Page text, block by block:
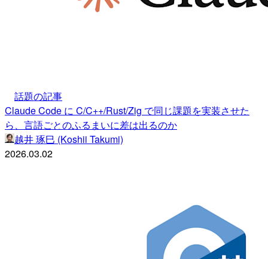
話題の記事
Claude Code に C/C++/Rust/Zig で同じ課題を実装させた
ら、言語ごとのふるまいに差は出るのか
越井 琢巳 (Koshii Takumi)
2026.03.02